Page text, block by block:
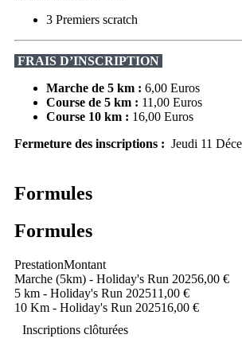
3 Premiers scratch
FRAIS D’INSCRIPTION
Marche de 5 km : 6,00 Euros
Course de 5 km : 11,00 Euros
Course 10 km : 16,00 Euros
Fermeture des inscriptions : Jeudi 11
Formules
Formules
PrestationMontant
Marche (5km) - Holiday's Run 20256,00 €
5 km - Holiday's Run 202511,00 €
10 Km - Holiday's Run 202516,00 €
Inscriptions clôturées